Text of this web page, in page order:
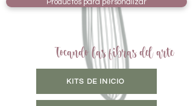
Productos para personalizar
Tocando las fibras del arte
KITS DE INICIO